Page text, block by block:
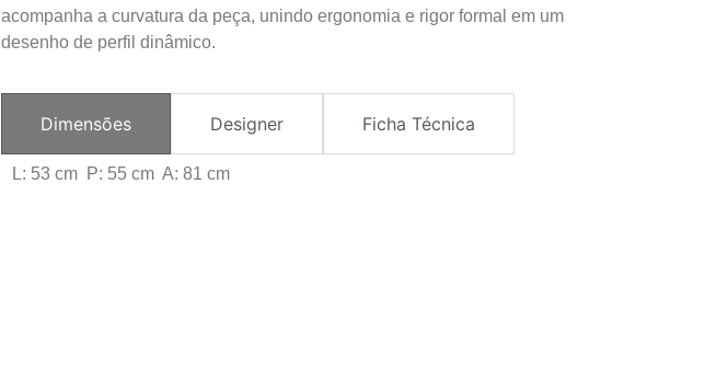
acompanha a curvatura da peça, unindo ergonomia e rigor formal em um
desenho de perfil dinâmico.
Dimensões Designer Ficha Técnica
L: 53 cm P: 55 cm A: 81 cm